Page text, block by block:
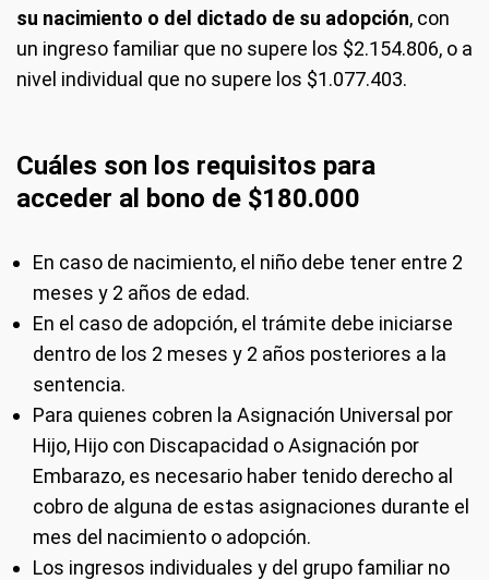
su nacimiento o del dictado de su adopción, con
un ingreso familiar que no supere los $2.154.806, o a
nivel individual que no supere los $1.077.403.
Cuáles son los requisitos para
acceder al bono de $180.000
En caso de nacimiento, el niño debe tener entre 2
meses y 2 años de edad.
En el caso de adopción, el trámite debe iniciarse
dentro de los 2 meses y 2 años posteriores a la
sentencia.
Para quienes cobren la Asignación Universal por
Hijo, Hijo con Discapacidad o Asignación por
Embarazo, es necesario haber tenido derecho al
cobro de alguna de estas asignaciones durante el
mes del nacimiento o adopción.
Los ingresos individuales y del grupo familiar no